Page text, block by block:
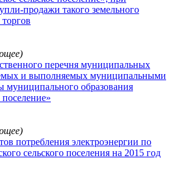
продажи такого земельного
перечня муниципальных
и выполняемых муниципальными
муниципального образования
потребления электроэнергии по
сельского поселения на 2015 год